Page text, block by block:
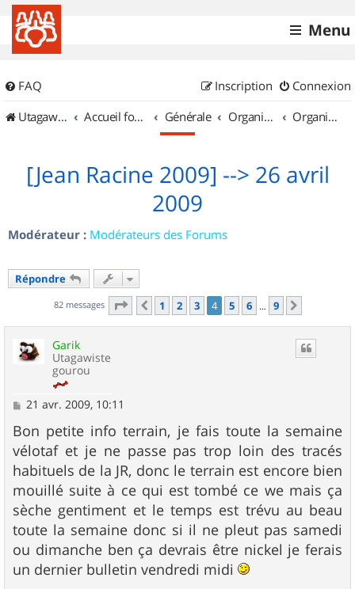
Menu
FAQ Connexion
Inscription
UtagawaVTT (Randos VTT et VTTAE avec traces GPS)
Accueil forum Générale Organisation de sorties & Recherche de partenaires Organisation de sorties en région Île de France
[Jean Racine 2009] --> 26 avril
2009
Modérateur : Modérateurs des Forums
Répondre
82 messages Page 4sur9
Précédent
1 2 3 4 5 6 … 9
Garik
Utagawiste
gourou
M
s
s
a
g
e
21 avr. 2009, 10:11
Bon petite info terrain, je fais toute la semaine
vélotaf et je ne passe pas trop loin des tracés
habituels de la JR, donc le terrain est encore bien
mouillé suite à ce qui est tombé ce we mais ça
sèche gentiment et le temps est trévu au beau
toute la semaine donc si il ne pleut pas samedi
ou dimanche ben ça devrais être nickel je ferais
un dernier bulletin vendredi midi